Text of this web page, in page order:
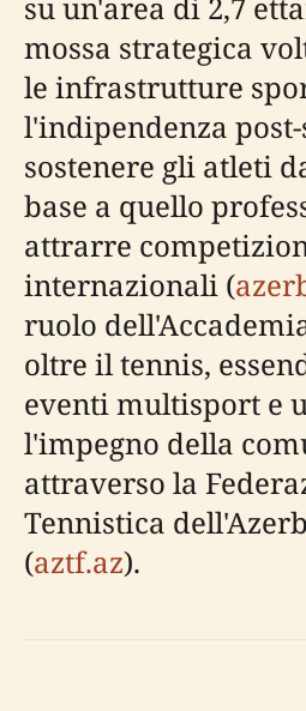
mossa strategica
le infrastrutture
l'indipendenza
sostenere gli atleti
base a quello
attrarre
internazionali (
ruolo
oltre il tennis,
eventi multisport e
l'impegno della
attraverso la
Tennistica
(aztf.az).